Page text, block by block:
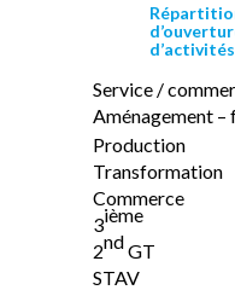
Service /
Aménagement –
Production
Transformation
Commerce
3ième
2ndGT
STAV